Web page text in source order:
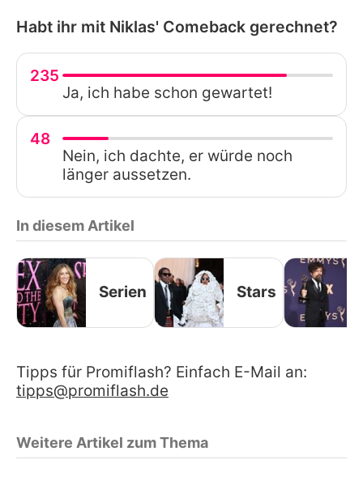
Habt ihr mit Niklas' Comeback gerechnet?
235
Ja, ich habe schon gewartet!
48
Nein, ich dachte, er würde noch
länger aussetzen.
In diesem Artikel
Serien Stars
Tipps für Promiflash? Einfach E-Mail an:
tipps@promiflash.de
Weitere Artikel zum Thema